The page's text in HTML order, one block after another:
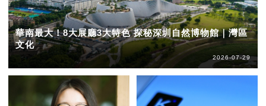
華南最大！8大展廳3大特色 探秘深圳自然博物館｜灣區
文化
2026-07-29